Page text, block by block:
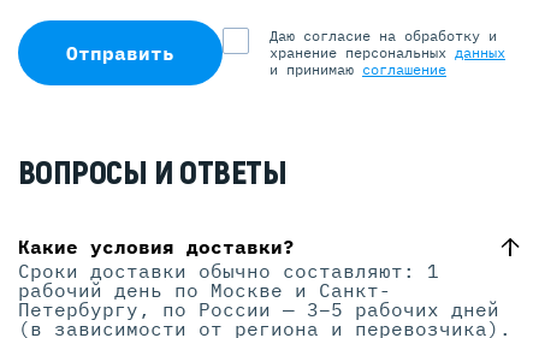
Отправить
Даю согласие на обработку и
хранение персональных данных
и принимаю соглашение
ВОПРОСЫ И ОТВЕТЫ
Какие условия доставки?
Сроки доставки обычно составляют: 1
рабочий день по Москве и Санкт-
Петербургу, по России — 3–5 рабочих дней
(в зависимости от региона и перевозчика).